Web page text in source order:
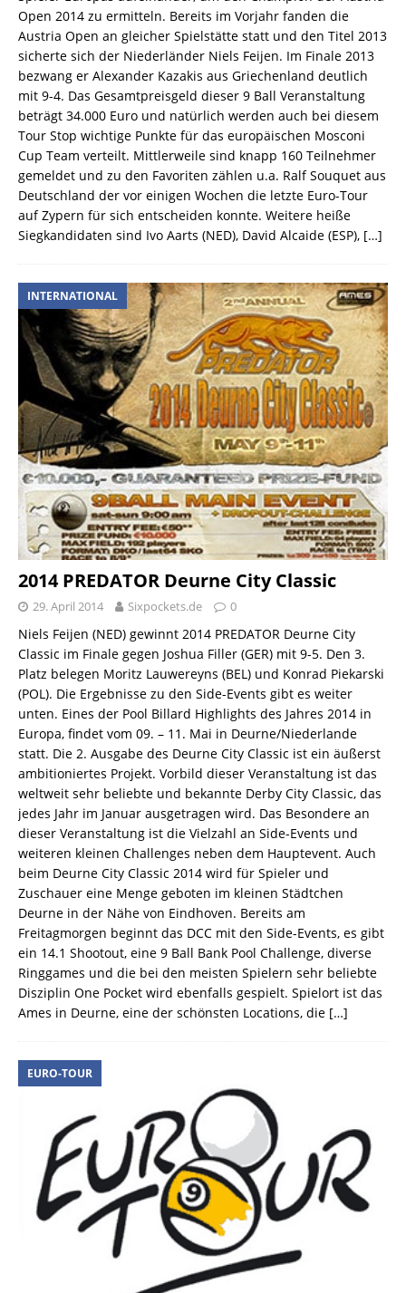
Open 2014 zu ermitteln. Bereits im Vorjahr fanden die
Austria Open an gleicher Spielstätte statt und den Titel 2013
sicherte sich der Niederländer Niels Feijen. Im Finale 2013
bezwang er Alexander Kazakis aus Griechenland deutlich
mit 9-4. Das Gesamtpreisgeld dieser 9 Ball Veranstaltung
beträgt 34.000 Euro und natürlich werden auch bei diesem
Tour Stop wichtige Punkte für das europäischen Mosconi
Cup Team verteilt. Mittlerweile sind knapp 160 Teilnehmer
gemeldet und zu den Favoriten zählen u.a. Ralf Souquet aus
Deutschland der vor einigen Wochen die letzte Euro-Tour
auf Zypern für sich entscheiden konnte. Weitere heiße
Siegkandidaten sind Ivo Aarts (NED), David Alcaide (ESP), […]
INTERNATIONAL
2014 PREDATOR Deurne City Classic
29. April 2014 Sixpockets.de 0
Niels Feijen (NED) gewinnt 2014 PREDATOR Deurne City
Classic im Finale gegen Joshua Filler (GER) mit 9-5. Den 3.
Platz belegen Moritz Lauwereyns (BEL) und Konrad Piekarski
(POL). Die Ergebnisse zu den Side-Events gibt es weiter
unten. Eines der Pool Billard Highlights des Jahres 2014 in
Europa, findet vom 09. – 11. Mai in Deurne/Niederlande
statt. Die 2. Ausgabe des Deurne City Classic ist ein äußerst
ambitioniertes Projekt. Vorbild dieser Veranstaltung ist das
weltweit sehr beliebte und bekannte Derby City Classic, das
jedes Jahr im Januar ausgetragen wird. Das Besondere an
dieser Veranstaltung ist die Vielzahl an Side-Events und
weiteren kleinen Challenges neben dem Hauptevent. Auch
beim Deurne City Classic 2014 wird für Spieler und
Zuschauer eine Menge geboten im kleinen Städtchen
Deurne in der Nähe von Eindhoven. Bereits am
Freitagmorgen beginnt das DCC mit den Side-Events, es gibt
ein 14.1 Shootout, eine 9 Ball Bank Pool Challenge, diverse
Ringgames und die bei den meisten Spielern sehr beliebte
Disziplin One Pocket wird ebenfalls gespielt. Spielort ist das
Ames in Deurne, eine der schönsten Locations, die […]
EURO-TOUR